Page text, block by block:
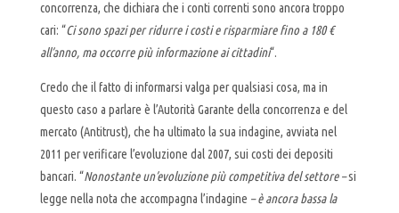
concorrenza, che dichiara che i conti correnti sono ancora troppo
cari: “Ci sono spazi per ridurre i costi e risparmiare fino a 180 €
all’anno, ma occorre più informazione ai cittadini“.
Credo che il fatto di informarsi valga per qualsiasi cosa, ma in
questo caso a parlare è l’Autorità Garante della concorrenza e del
mercato (Antitrust), che ha ultimato la sua indagine, avviata nel
2011 per verificare l’evoluzione dal 2007, sui costi dei depositi
bancari. “Nonostante un’evoluzione più competitiva del settore –si
legge nella nota che accompagna l’indagine – è ancora bassa la